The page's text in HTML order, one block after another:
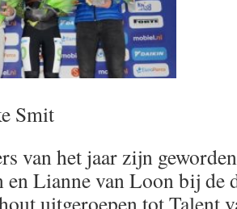
Smit
van het jaar zijn
en Lianne van Loon bij de
uitgeroepen tot Talent